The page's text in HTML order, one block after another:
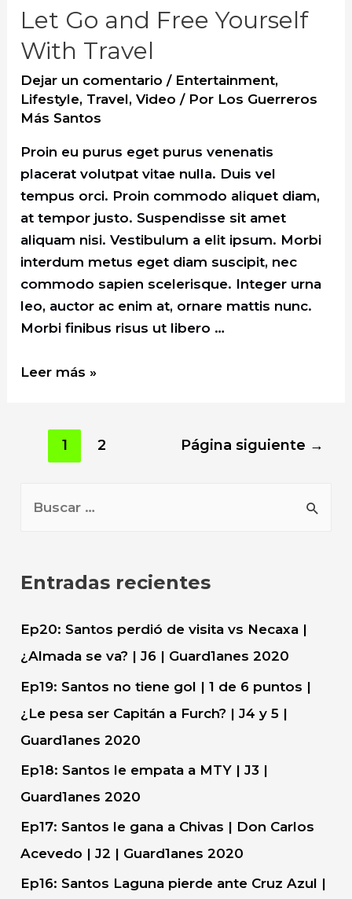
Let Go and Free Yourself
With Travel
Dejar un comentario / Entertainment,
Lifestyle, Travel,Video / Por Los Guerreros
Más Santos
Proin eu purus eget purus venenatis
placerat volutpat vitae nulla. Duis vel
tempus orci. Proin commodo aliquet diam,
at tempor justo. Suspendisse sit amet
aliquam nisi. Vestibulum a elit ipsum. Morbi
interdum metus eget diam suscipit, nec
commodo sapien scelerisque. Integer urna
leo, auctor ac enim at, ornare mattis nunc.
Morbi finibus risus ut libero …
Let
Yourself
Travel
Leer más »
Paginación
1 2 Página siguiente →
c
r
:
Entradas recientes
Ep20: Santos perdió de visita vs Necaxa |
¿Almada se va? | J6 | Guard1anes 2020
Ep19: Santos no tiene gol | 1 de 6 puntos |
¿Le pesa ser Capitán a Furch? | J4 y 5 |
Guard1anes 2020
Ep18: Santos le empata a MTY | J3 |
Guard1anes 2020
Ep17: Santos le gana a Chivas | Don Carlos
Acevedo | J2 | Guard1anes 2020
Ep16: Santos Laguna pierde ante Cruz Azul |